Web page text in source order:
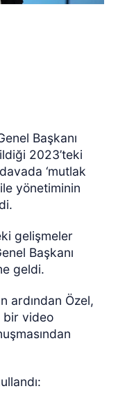
Başkanı
2023’teki
‘mutlak
ile yönetiminin
gelişmeler
Başkanı
geldi.
ardından Özel,
bir video